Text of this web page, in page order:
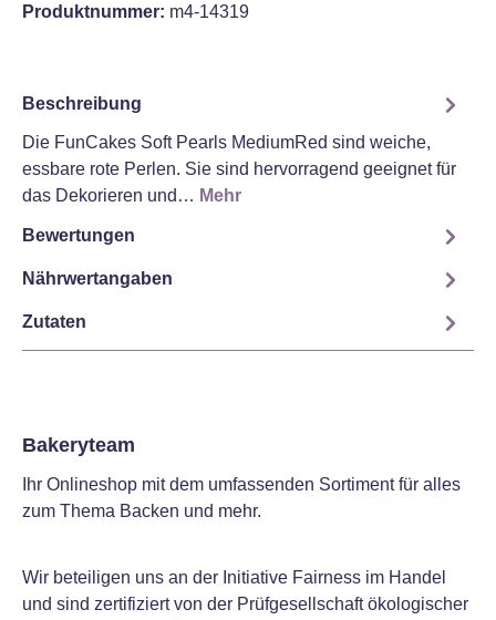
Produktnummer: m4-14319
Beschreibung
Die FunCakes Soft Pearls MediumRed sind weiche,
essbare rote Perlen. Sie sind hervorragend geeignet für
das Dekorieren und… Mehr
Bewertungen
Nährwertangaben
Zutaten
Bakeryteam
Ihr Onlineshop mit dem umfassenden Sortiment für alles
zum Thema Backen und mehr.
Wir beteiligen uns an der Initiative Fairness im Handel
und sind zertifiziert von der Prüfgesellschaft ökologischer